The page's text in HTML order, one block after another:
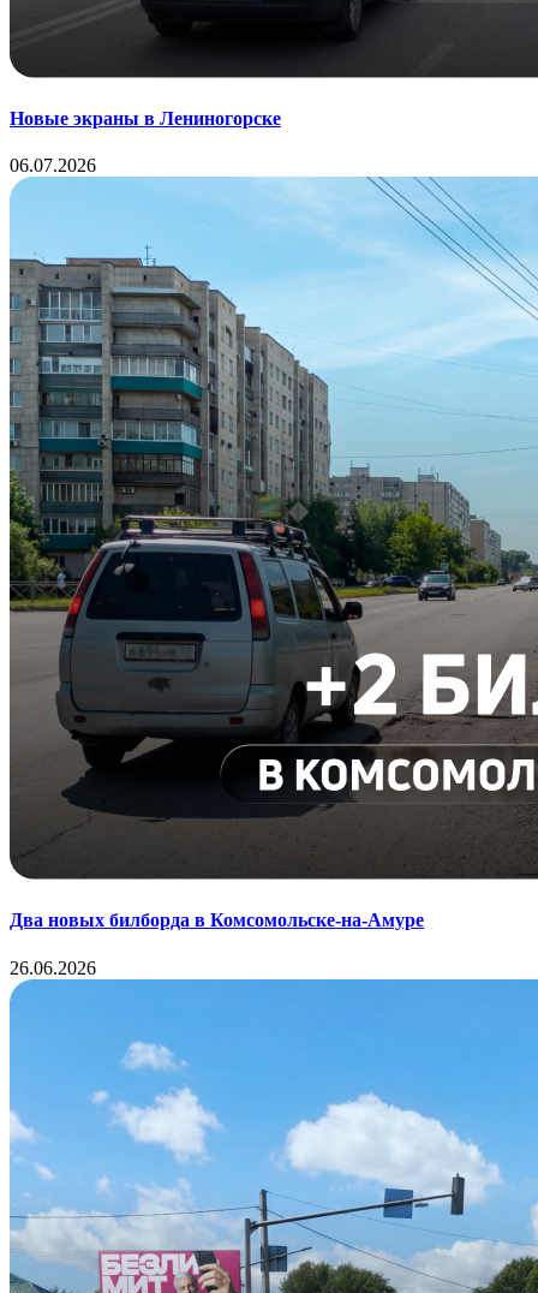
Новые экраны в Лениногорске
06.07.2026
Два новых билборда в Комсомольске-на-Амуре
26.06.2026